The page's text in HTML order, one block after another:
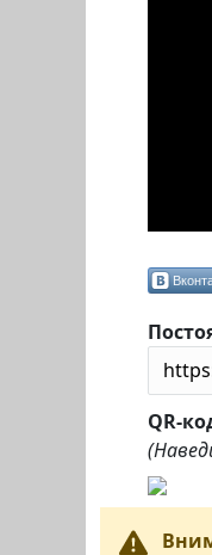
QR-